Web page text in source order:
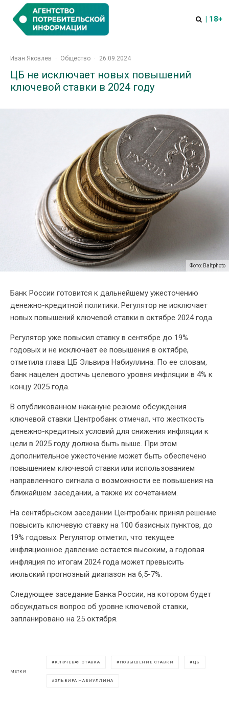
| 18+
Иван Яковлев · Общество · 26.09.2024
ЦБ не исключает новых повышений
ключевой ставки в 2024 году
Фото: Baltphoto
Банк России готовится к дальнейшему ужесточению
денежно-кредитной политики. Регулятор не исключает
новых повышений ключевой ставки в октябре 2024 года.
Регулятор уже повысил ставку в сентябре до 19%
годовых и не исключает ее повышения в октябре,
отметила глава ЦБ Эльвира Набиуллина. По ее словам,
банк нацелен достичь целевого уровня инфляции в 4% к
концу 2025 года.
В опубликованном накануне резюме обсуждения
ключевой ставки Центробанк отмечал, что жесткость
денежно-кредитных условий для снижения инфляции к
цели в 2025 году должна быть выше. При этом
дополнительное ужесточение может быть обеспечено
повышением ключевой ставки или использованием
направленного сигнала о возможности ее повышения на
ближайшем заседании, а также их сочетанием.
На сентябрьском заседании Центробанк принял решение
повысить ключевую ставку на 100 базисных пунктов, до
19% годовых. Регулятор отметил, что текущее
инфляционное давление остается высоким, а годовая
инфляция по итогам 2024 года может превысить
июльский прогнозный диапазон на 6,5-7%.
Следующее заседание Банка России, на котором будет
обсуждаться вопрос об уровне ключевой ставки,
запланировано на 25 октября.
МЕТКИ
КЛЮЧЕВАЯ СТАВКА ПОВЫШЕНИЕ СТАВКИ ЦБ
ЭЛЬВИРА НАБИУЛЛИНА